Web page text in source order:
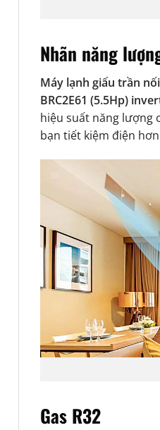
Nhãn năng
Máy lạnh giấu trần nối
BRC2E61 (5.5Hp)
hiệu suất năng lượng
bạn tiết kiệm điện
Gas R32